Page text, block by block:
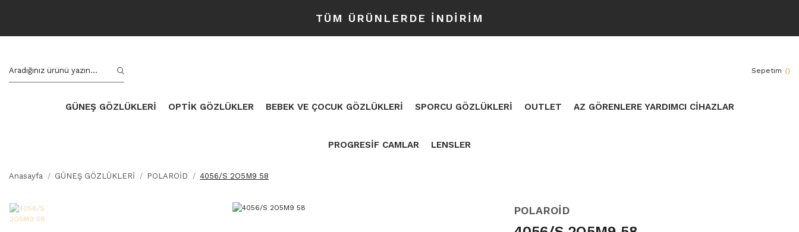
TÜM ÜRÜNLERDE İNDİRİM
Sepetim ()
GÜNEŞ GÖZLÜKLERİ OPTİK GÖZLÜKLER BEBEK VE ÇOCUK GÖZLÜKLERİ SPORCU GÖZLÜKLERİ OUTLET AZ GÖRENLERE YARDIMCI CİHAZLAR
PROGRESİF CAMLAR LENSLER
Anasayfa GÜNEŞ GÖZLÜKLERİ POLAROİD 4056/S 2O5M9 58
POLAROİD